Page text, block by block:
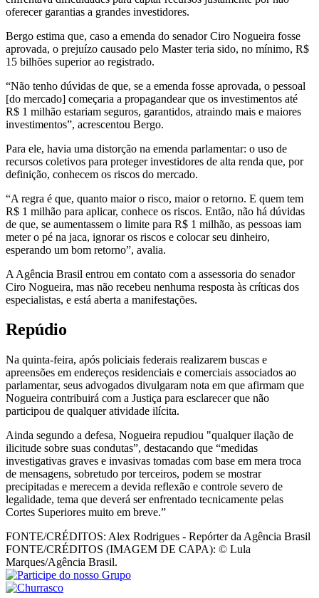
oferecer garantias a grandes investidores.
Bergo estima que, caso a emenda do senador Ciro Nogueira fosse
aprovada, o prejuízo causado pelo Master teria sido, no mínimo, R$
15 bilhões superior ao registrado.
“Não tenho dúvidas de que, se a emenda fosse aprovada, o pessoal
[do mercado] começaria a propagandear que os investimentos até
R$ 1 milhão estariam seguros, garantidos, atraindo mais e maiores
investimentos”, acrescentou Bergo.
Para ele, havia uma distorção na emenda parlamentar: o uso de
recursos coletivos para proteger investidores de alta renda que, por
definição, conhecem os riscos do mercado.
“A regra é que, quanto maior o risco, maior o retorno. E quem tem
R$ 1 milhão para aplicar, conhece os riscos. Então, não há dúvidas
de que, se aumentassem o limite para R$ 1 milhão, as pessoas iam
meter o pé na jaca, ignorar os riscos e colocar seu dinheiro,
esperando um bom retorno”, avalia.
A Agência Brasil entrou em contato com a assessoria do senador
Ciro Nogueira, mas não recebeu nenhuma resposta às críticas dos
especialistas, e está aberta a manifestações.
Repúdio
Na quinta-feira, após policiais federais realizarem buscas e
apreensões em endereços residenciais e comerciais associados ao
parlamentar, seus advogados divulgaram nota em que afirmam que
Nogueira contribuirá com a Justiça para esclarecer que não
participou de qualquer atividade ilícita.
Ainda segundo a defesa, Nogueira repudiou "qualquer ilação de
ilicitude sobre suas condutas”, destacando que “medidas
investigativas graves e invasivas tomadas com base em mera troca
de mensagens, sobretudo por terceiros, podem se mostrar
precipitadas e merecem a devida reflexão e controle severo de
legalidade, tema que deverá ser enfrentado tecnicamente pelas
Cortes Superiores muito em breve.”
FONTE/CRÉDITOS: Alex Rodrigues - Repórter da Agência Brasil
FONTE/CRÉDITOS (IMAGEM DE CAPA): © Lula
Marques/Agência Brasil.